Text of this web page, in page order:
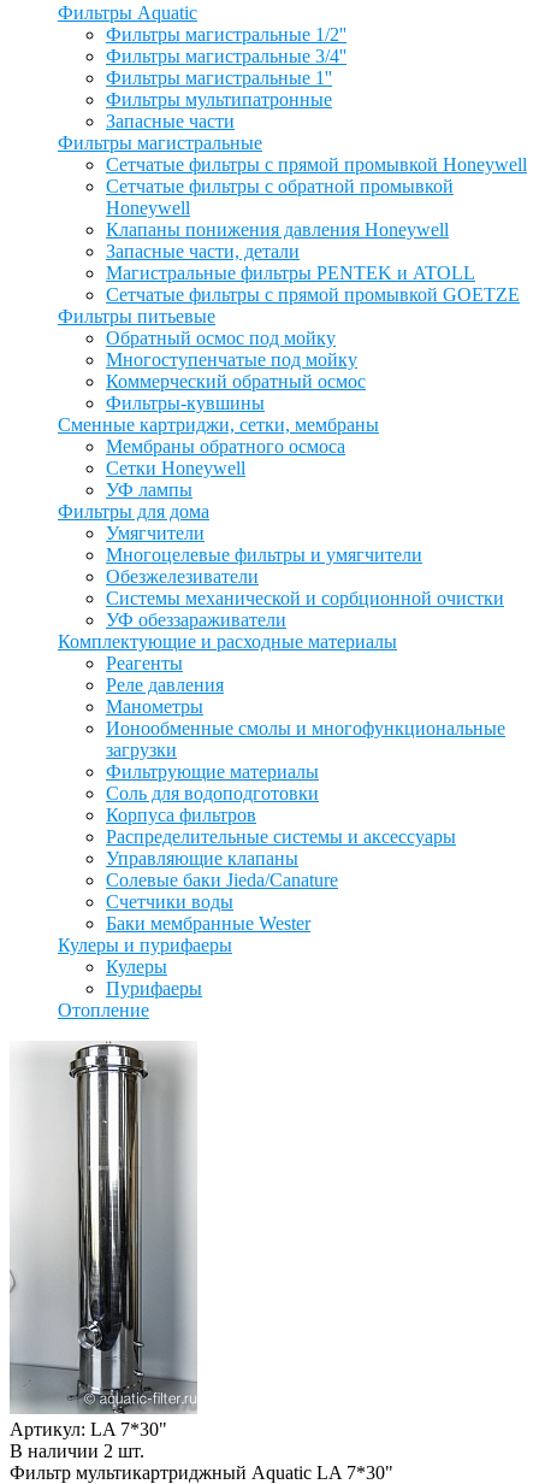
Фильтры Aquatic
Фильтры магистральные 1/2''
Фильтры магистральные 3/4''
Фильтры магистральные 1''
Фильтры мультипатронные
Запасные части
Фильтры магистральные
Сетчатые фильтры с прямой промывкой Honeywell
Сетчатые фильтры с обратной промывкой
Honeywell
Клапаны понижения давления Honeywell
Запасные части, детали
Магистральные фильтры PENTEK и ATOLL
Сетчатые фильтры с прямой промывкой GOETZE
Фильтры питьевые
Обратный осмос под мойку
Многоступенчатые под мойку
Коммерческий обратный осмос
Фильтры-кувшины
Сменные картриджи, сетки, мембраны
Мембраны обратного осмоса
Сетки Honeywell
УФ лампы
Фильтры для дома
Умягчители
Многоцелевые фильтры и умягчители
Обезжелезиватели
Системы механической и сорбционной очистки
УФ обеззараживатели
Комплектующие и расходные материалы
Реагенты
Реле давления
Манометры
Ионообменные смолы и многофункциональные
загрузки
Фильтрующие материалы
Соль для водоподготовки
Корпуса фильтров
Распределительные системы и аксессуары
Управляющие клапаны
Солевые баки Jieda/Canature
Счетчики воды
Баки мембранные Wester
Кулеры и пурифаеры
Кулеры
Пурифаеры
Отопление
Артикул: LA 7*30"
В наличии 2 шт.
Фильтр мультикартриджный Aquatic LA 7*30"